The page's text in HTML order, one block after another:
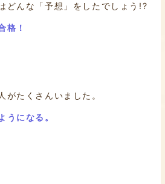
どんな「予想」をしたでしょう!?
格！
がたくさんいました。
になる。